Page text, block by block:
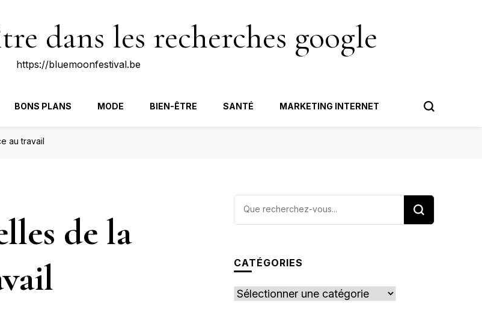
dans les recherches google
https://bluemoonfestival.be
BONS PLANS MODE BIEN-ÊTRE SANTÉ MARKETING INTERNET
au travail
de la
Vous
CATÉGORIES
Catégories